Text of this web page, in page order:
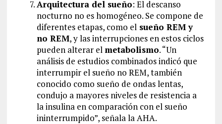
Arquitectura del sueño: El descanso
nocturno no es homogéneo. Se compone de
diferentes etapas, como elsueño REM y
no REM, y las interrupciones en estos ciclos
pueden alterar el metabolismo. “Un
análisis de estudios combinados indicó que
interrumpir el sueño no REM, también
conocido como sueño de ondas lentas,
condujo a mayores niveles de resistencia a
la insulina en comparación con el sueño
ininterrumpido”, señala la AHA.